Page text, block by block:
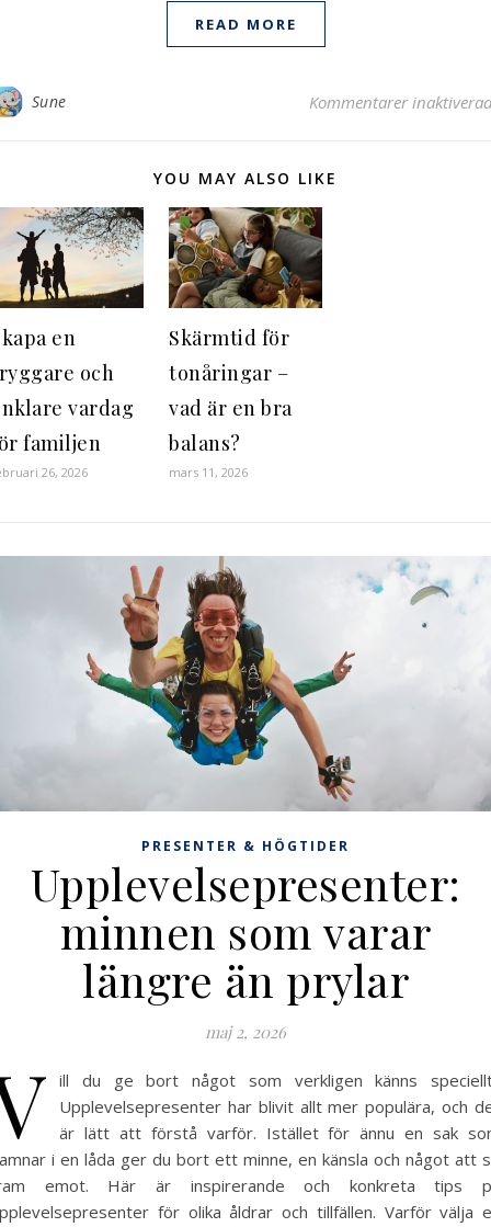
READ MORE
Sune Kommentarer
YOU MAY ALSO LIKE
en
och
vardag
familjen
26, 2026
Skärmtid för
tonåringar –
vad är en bra
balans?
mars 11, 2026
PRESENTER & HÖGTIDER
Upplevelsepresenter:
minnen som varar
längre än prylar
maj 2, 2026
ill du ge bort något som verkligen känns
Upplevelsepresenter har blivit allt mer populära, och
är lätt att förstå varför. Istället för ännu en sak
i en låda ger du bort ett minne, en känsla och något att
emot. Här är inspirerande och konkreta tips
för olika åldrar och tillfällen. Varför välja